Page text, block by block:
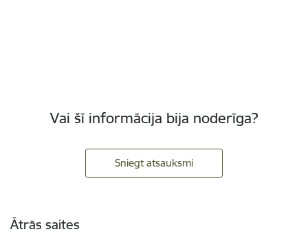
Vai šī informācija bija noderīga?
Sniegt atsauksmi
Ātrās saites